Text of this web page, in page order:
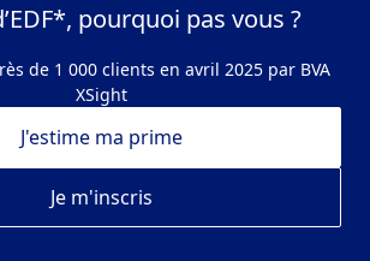
pourquoi pas vous ?
de 1 000 clients en avril 2025 par BVA
XSight
J'estime ma prime
Je m'inscris